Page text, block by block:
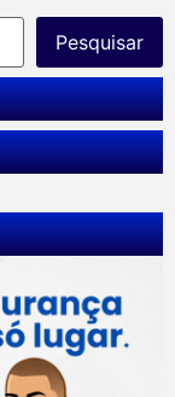
Pesquisar